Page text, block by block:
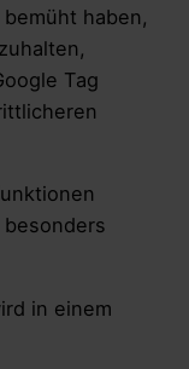
haben,
Tag
in einem